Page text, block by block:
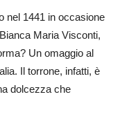
nel 1441 in occasione
Maria Visconti,
Un omaggio al
Il torrone, infatti, è
dolcezza che